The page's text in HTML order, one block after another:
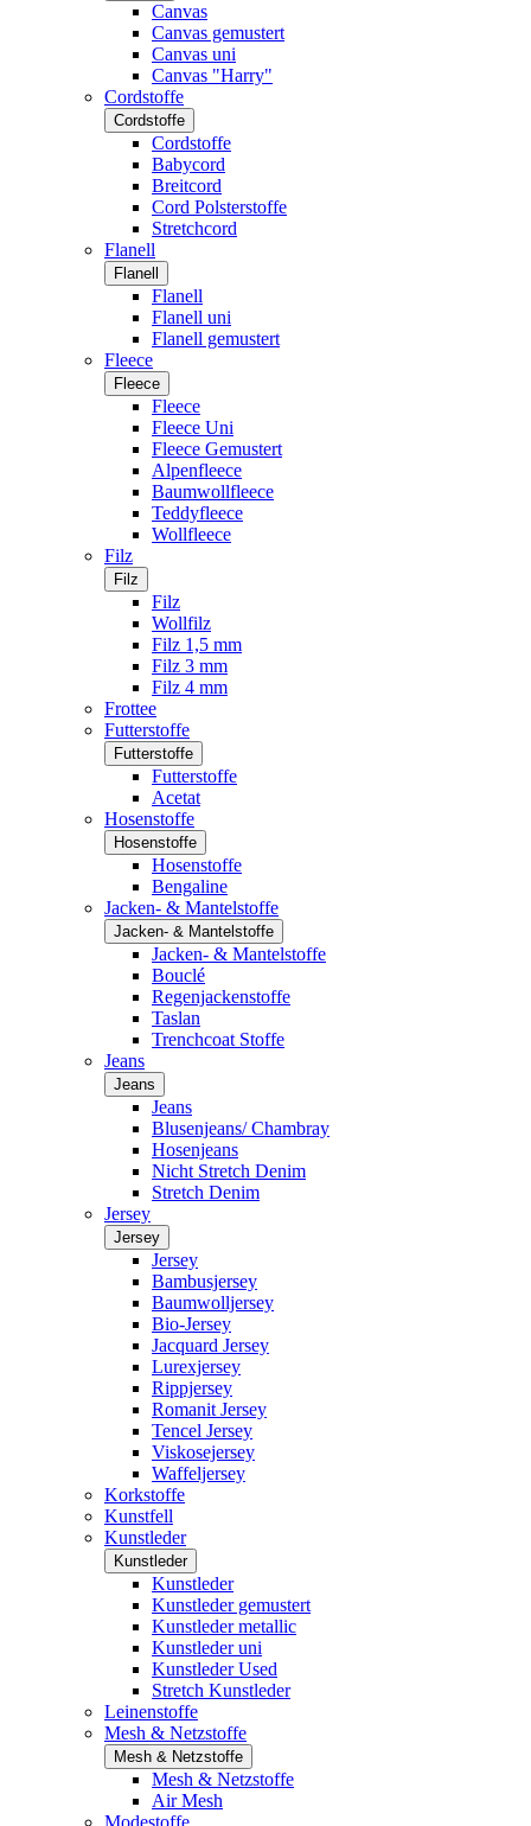
Canvas
Canvas gemustert
Canvas uni
Canvas "Harry"
Cordstoffe
Cordstoffe
Cordstoffe
Babycord
Breitcord
Cord Polsterstoffe
Stretchcord
Flanell
Flanell
Flanell
Flanell uni
Flanell gemustert
Fleece
Fleece
Fleece
Fleece Uni
Fleece Gemustert
Alpenfleece
Baumwollfleece
Teddyfleece
Wollfleece
Filz
Filz
Filz
Wollfilz
Filz 1,5 mm
Filz 3 mm
Filz 4 mm
Frottee
Futterstoffe
Futterstoffe
Futterstoffe
Acetat
Hosenstoffe
Hosenstoffe
Hosenstoffe
Bengaline
Jacken- & Mantelstoffe
Jacken- & Mantelstoffe
Jacken- & Mantelstoffe
Bouclé
Regenjackenstoffe
Taslan
Trenchcoat Stoffe
Jeans
Jeans
Jeans
Blusenjeans/ Chambray
Hosenjeans
Nicht Stretch Denim
Stretch Denim
Jersey
Jersey
Jersey
Bambusjersey
Baumwolljersey
Bio-Jersey
Jacquard Jersey
Lurexjersey
Rippjersey
Romanit Jersey
Tencel Jersey
Viskosejersey
Waffeljersey
Korkstoffe
Kunstfell
Kunstleder
Kunstleder
Kunstleder
Kunstleder gemustert
Kunstleder metallic
Kunstleder uni
Kunstleder Used
Stretch Kunstleder
Leinenstoffe
Mesh & Netzstoffe
Mesh & Netzstoffe
Mesh & Netzstoffe
Air Mesh
Modestoffe